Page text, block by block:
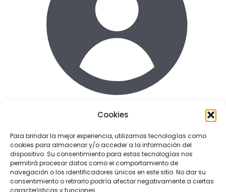
Cookies
Para brindar la mejor experiencia, utilizamos tecnologías como
cookies para almacenar y/o acceder a la información del
dispositivo. Su consentimiento para estas tecnologías nos
permitirá procesar datos como el comportamiento de
navegación o los identificadores únicos en este sitio. No dar su
consentimiento o retirarlo podría afectar negativamente a ciertas
características y funciones.
Enlaces de interes
Terminos y condiciones uso
Politica de Privacidad
Política de cookies